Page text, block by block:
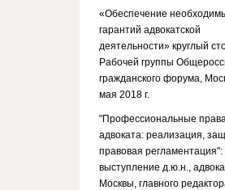
«Обеспечение
гарантий адвокатской
деятельности» круглый
Рабочей группы
гражданского форума,
мая 2018 г.
"Профессиональные
адвоката: реализация,
правовая регламентация":
выступление д.ю.н.,
Москвы, главного